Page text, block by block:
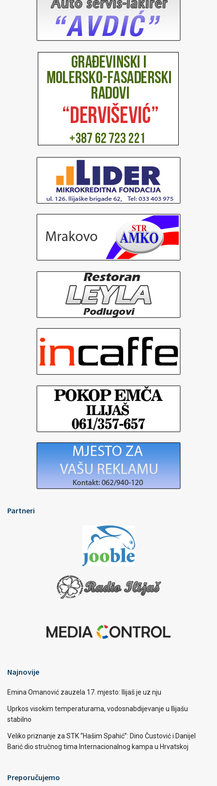
Partneri
Najnovije
Emina Omanović zauzela 17. mjesto: Ilijaš je uz nju
Uprkos visokim temperaturama, vodosnabdijevanje u Ilijašu
stabilno
Veliko priznanje za STK “Hašim Spahić”: Dino Čustović i Danijel
Barić dio stručnog tima Internacionalnog kampa u Hrvatskoj
Preporučujemo